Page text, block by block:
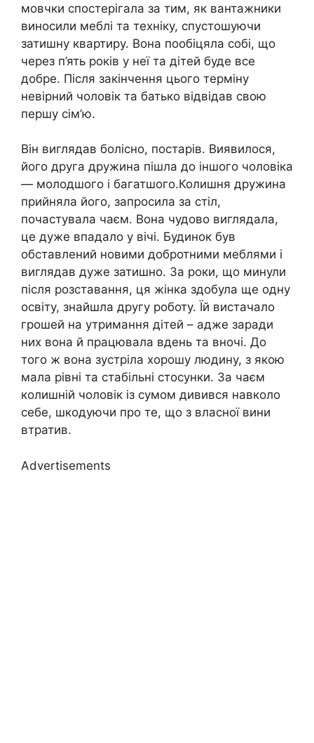
мовчки спостерігала за тим, як вантажники
виносили меблі та техніку, спустошуючи
затишну квартиру. Вона пообіцяла собі, що
через п’ять років у неї та дітей буде все
добре. Після закінчення цього терміну
невірний чоловік та батько відвідав свою
першу сім’ю.
Він виглядав болісно, постарів. Виявилося,
його друга дружина пішла до іншого чоловіка
— молодшого і багатшого.Колишня дружина
прийняла його, запросила за стіл,
почастувала чаєм. Вона чудово виглядала,
це дуже впадало у вічі. Будинок був
обставлений новими добротними меблями і
виглядав дуже затишно. За роки, що минули
після розставання, ця жінка здобула ще одну
освіту, знайшла другу роботу. Їй вистачало
грошей на утримання дітей – адже заради
них вона й працювала вдень та вночі. До
того ж вона зустріла хорошу людину, з якою
мала рівні та стабільні стосунки. За чаєм
колишній чоловік із сумом дивився навколо
себе, шкодуючи про те, що з власної вини
втратив.
Advertisements